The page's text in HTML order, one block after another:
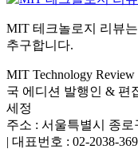
MIT 테크놀로지 리뷰
추구합니다.
MIT Technology
국 에디션 발행인 & 편
세정
주소 : 서울특별시 종로
| 대표번호 : 02-2038-